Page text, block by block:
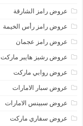
عروض رامز الشارقة
عروض رامز رأس الخيمة
عروض رامز عجمان
عروض رشيز هايبر ماركت
عروض روابي ماركت
عروض سبار الامارات
عروض سبينس الامارات
عروض سفاري ماركت